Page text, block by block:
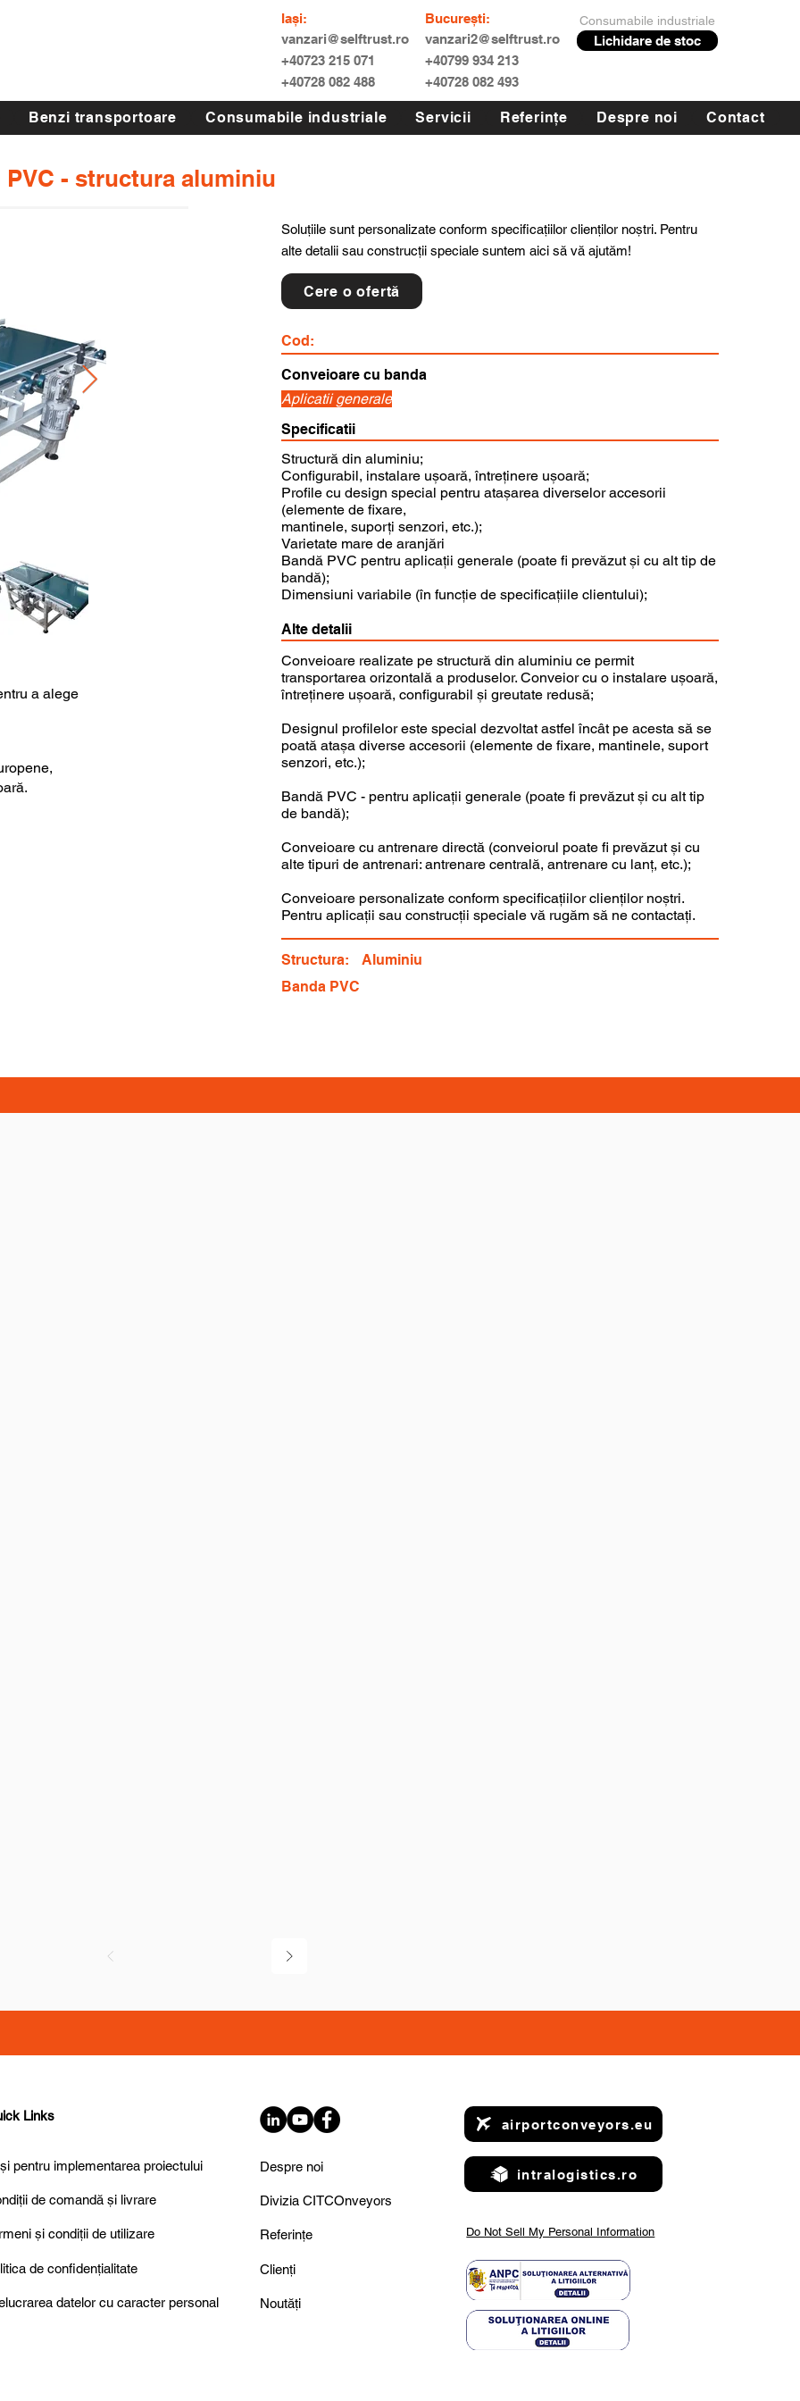
Iași:
vanzari@selftrust.ro
+40723 215 071
+40728 082 488
București:
vanzari2@selftrust.ro
+40799 934 213
+40728 082 493
Consumabile industriale
Lichidare de stoc
Benzi transportoare Consumabile industriale Servicii Referințe Despre noi Contact
- structura aluminiu
a alege
Soluțiile sunt personalizate conform specificațiilor clienților noștri. Pentru
alte detalii sau construcții speciale suntem aici să vă ajutăm!
Cere o ofertă
Cod:
Conveioare cu banda
Aplicatii generale
Specificatii
Structură din aluminiu;
Configurabil, instalare ușoară, întreținere ușoară;
Profile cu design special pentru atașarea diverselor accesorii
(elemente de fixare,
mantinele, suporți senzori, etc.);
Varietate mare de aranjări
Bandă PVC pentru aplicații generale (poate fi prevăzut și cu alt tip de
bandă);
Dimensiuni variabile (în funcție de specificațiile clientului);
Alte detalii
Conveioare realizate pe structură din aluminiu ce permit
transportarea orizontală a produselor. Conveior cu o instalare ușoară,
întreținere ușoară, configurabil și greutate redusă;
Designul profilelor este special dezvoltat astfel încât pe acesta să se
poată atașa diverse accesorii (elemente de fixare, mantinele, suport
senzori, etc.);
Bandă PVC - pentru aplicații generale (poate fi prevăzut și cu alt tip
de bandă);
Conveioare cu antrenare directă (conveiorul poate fi prevăzut și cu
alte tipuri de antrenari: antrenare centrală, antrenare cu lanț, etc.);
Conveioare personalizate conform specificațiilor clienților noștri.
Pentru aplicații sau construcții speciale vă rugăm să ne contactați.
Structura:
Aluminiu
Banda PVC
Links
pentru implementarea proiectului
de comandă și livrare
și condiții de utilizare
de confidențialitate
datelor cu caracter personal
Despre noi
Divizia CITCOnveyors
Referințe
Clienți
Noutăți
airportconveyors.eu
intralogistics.ro
Do Not Sell My Personal Information